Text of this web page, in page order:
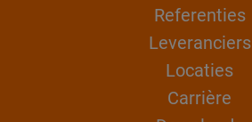
Referenties
Leveranciers
Locaties
Carrière